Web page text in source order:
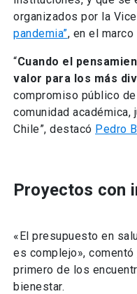
organizados por la
pandemia”, en el
“Cuando el
valor para los más
compromiso público
comunidad
Chile”, destacó Pedro
Proyectos con
«El presupuesto en
es complejo», comentó
primero de los
bienestar.